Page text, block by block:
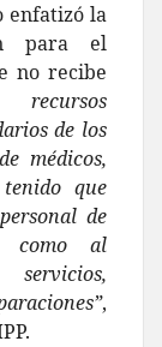
enfatizó la
para el
no recibe
recursos
de los
médicos,
que
de
como al
,